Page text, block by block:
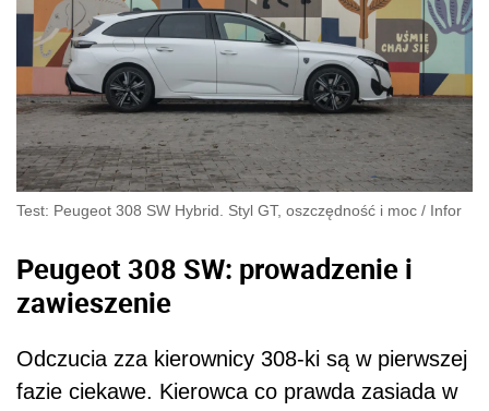
Test: Peugeot 308 SW Hybrid. Styl GT, oszczędność i moc / Infor
Peugeot 308 SW: prowadzenie i
zawieszenie
Odczucia zza kierownicy 308-ki są w pierwszej
fazie ciekawe. Kierowca co prawda zasiada w